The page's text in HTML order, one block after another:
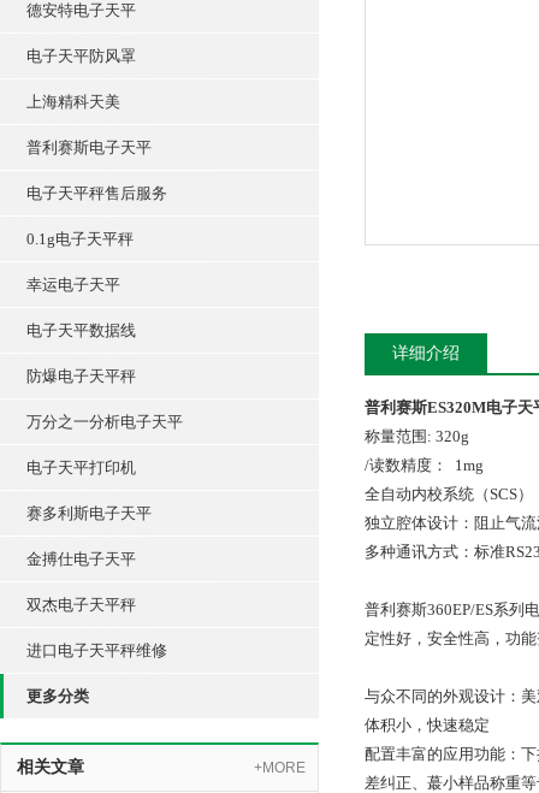
德安特电子天平
电子天平防风罩
上海精科天美
普利赛斯电子天平
电子天平秤售后服务
0.1g电子天平秤
幸运电子天平
电子天平数据线
防爆电子天平秤
万分之一分析电子天平
电子天平打印机
赛多利斯电子天平
金搏仕电子天平
双杰电子天平秤
进口电子天平秤维修
更多分类
相关文章 +MORE
详细介绍
普利赛斯ES320M电子天
称量范围: 320g
/读数精度： 1mg
全自动内校系统（SCS
独立腔体设计：阻止气
多种通讯方式：标准
普利赛斯360EP/ES系列
定性好，安全性高，功
与众不同的外观设计：
体积小，快速稳定
配置丰富的应用功能：
差纠正、蕞小样品称重